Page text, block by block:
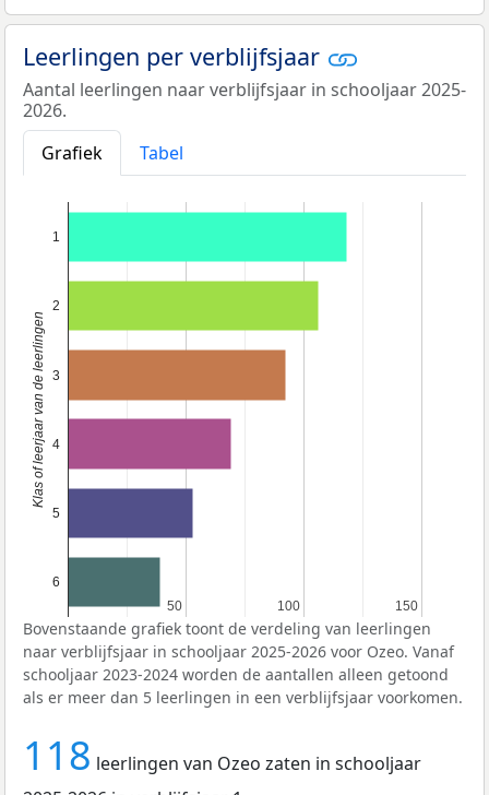
Leerlingen per verblijfsjaar
Aantal leerlingen naar verblijfsjaar in schooljaar 2025-
2026.
Grafiek
Tabel
50
50 100
100 150
150
1
2
3
4
5
6
Klas of leerjaar van de leerlingen
Bovenstaande grafiek toont de verdeling van leerlingen
naar verblijfsjaar in schooljaar 2025-2026 voor Ozeo. Vanaf
schooljaar 2023-2024 worden de aantallen alleen getoond
als er meer dan 5 leerlingen in een verblijfsjaar voorkomen.
118 leerlingen van Ozeo zaten in schooljaar